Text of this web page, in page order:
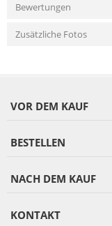
Bewertungen
Zusätzliche Fotos
VOR DEM KAUF
BESTELLEN
NACH DEM KAUF
KONTAKT